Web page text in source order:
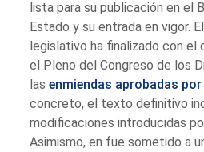
lista para su publicación en el
Estado y su entrada en vigor.
legislativo ha finalizado con
el Pleno del Congreso de los
lasenmiendas aprobadas por
concreto, el texto definitivo
modificaciones introducidas
Asimismo, en fue sometido a